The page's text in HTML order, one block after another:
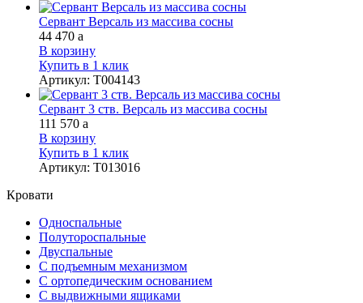
Сервант Версаль из массива сосны
44 470 a
В корзину
Купить в 1 клик
Артикул: Т004143
Сервант 3 ств. Версаль из массива сосны
111 570 a
В корзину
Купить в 1 клик
Артикул: Т013016
Кровати
Односпальные
Полутороспальные
Двуспальные
С подъемным механизмом
С ортопедическим основанием
С выдвижными ящиками